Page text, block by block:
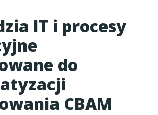
IT i procesy
do
CBAM